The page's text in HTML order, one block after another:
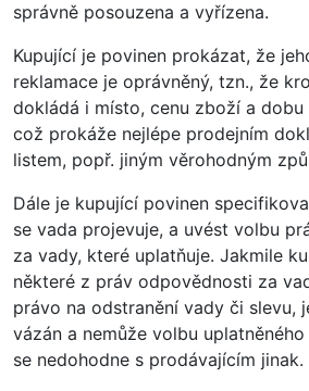
správně posouzena a vyřízena.
Kupující je povinen prokázat, že
reklamace je oprávněný, tzn., že
dokládá i místo, cenu zboží a
což prokáže nejlépe prodejním
listem, popř. jiným věrohodným
Dále je kupující povinen
se vada projevuje, a uvést volbu
za vady, které uplatňuje. Jakmile
některé z práv odpovědnosti za
právo na odstranění vady či slevu,
vázán a nemůže volbu
se nedohodne s prodávajícím jinak.